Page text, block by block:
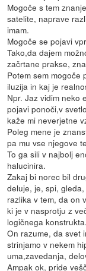
Mogoče s tem
satelite, naprave
imam.
Mogoče se pojavi
Tako,da dajem
začrtane prakse,
Potem sem mogoče
iluzija in kaj je
Npr. Jaz vidim neko
pojavi ponoči,v
kaže mi neverjetne
Poleg mene je
pa mu vse njegove
To ga sili v najbolj
halucinira.
Zakaj bi norec bil
deluje, je, spi,
razlika v tem, da on
ki je v nasprotju z
logičnega konstrukta.
On razume, da svet
strinjamo v nekem
uma,zavedanja,
Ampak ok, pride